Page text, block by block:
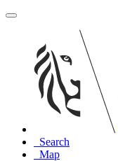
Search
Map